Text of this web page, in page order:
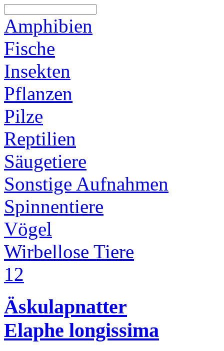
Amphibien
Fische
Insekten
Pflanzen
Pilze
Reptilien
Säugetiere
Sonstige Aufnahmen
Spinnentiere
Vögel
Wirbellose Tiere
12
Äskulapnatter
Elaphe longissima